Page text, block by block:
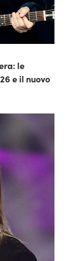
le
e il nuovo